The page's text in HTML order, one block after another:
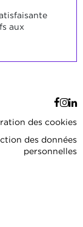
aux
des cookies
des données
personnelles